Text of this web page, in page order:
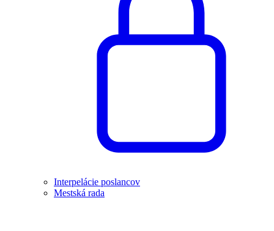
Interpelácie poslancov
Mestská rada